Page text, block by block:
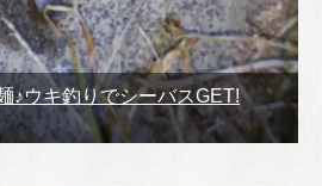
♪ウキ釣りでシーバスGET!